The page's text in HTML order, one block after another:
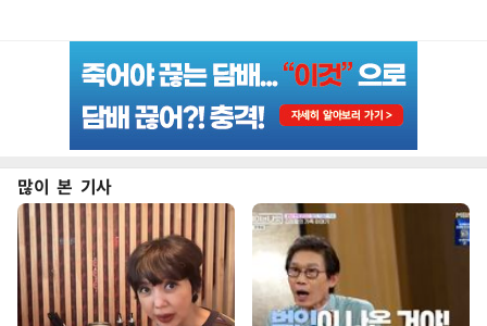
많이 본 기사